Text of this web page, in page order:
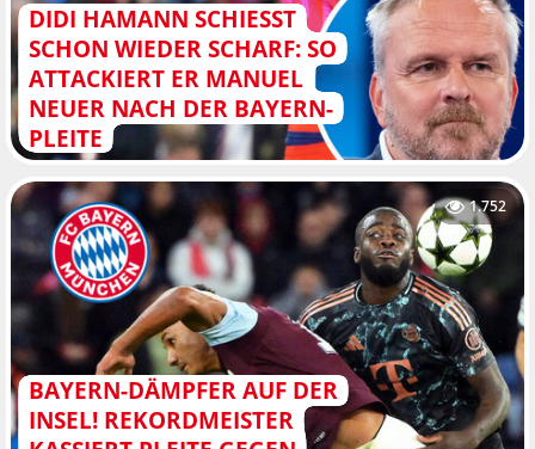
DIDI HAMANN SCHIESST S
CHON WIEDER SCHARF: SO A
TTACKIERT ER MANUEL N
EUER NACH DER BAYERN-P
LEITE
BAYERN-DÄMPFER AUF DER
INSEL! REKORDMEISTER
1.752